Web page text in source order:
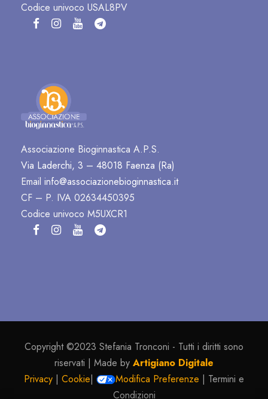
Codice univoco USAL8PV
Associazione Bioginnastica A.P.S.
Via Laderchi, 3 – 48018 Faenza (Ra)
Email info@associazionebioginnastica.it
CF – P. IVA 02634450395
Codice univoco M5UXCR1
Copyright ©2023 Stefania Tronconi - Tutti i diritti sono
riservati | Made by Artigiano Digitale
Privacy | Cookie| Modifica Preferenze | Termini e
Condizioni